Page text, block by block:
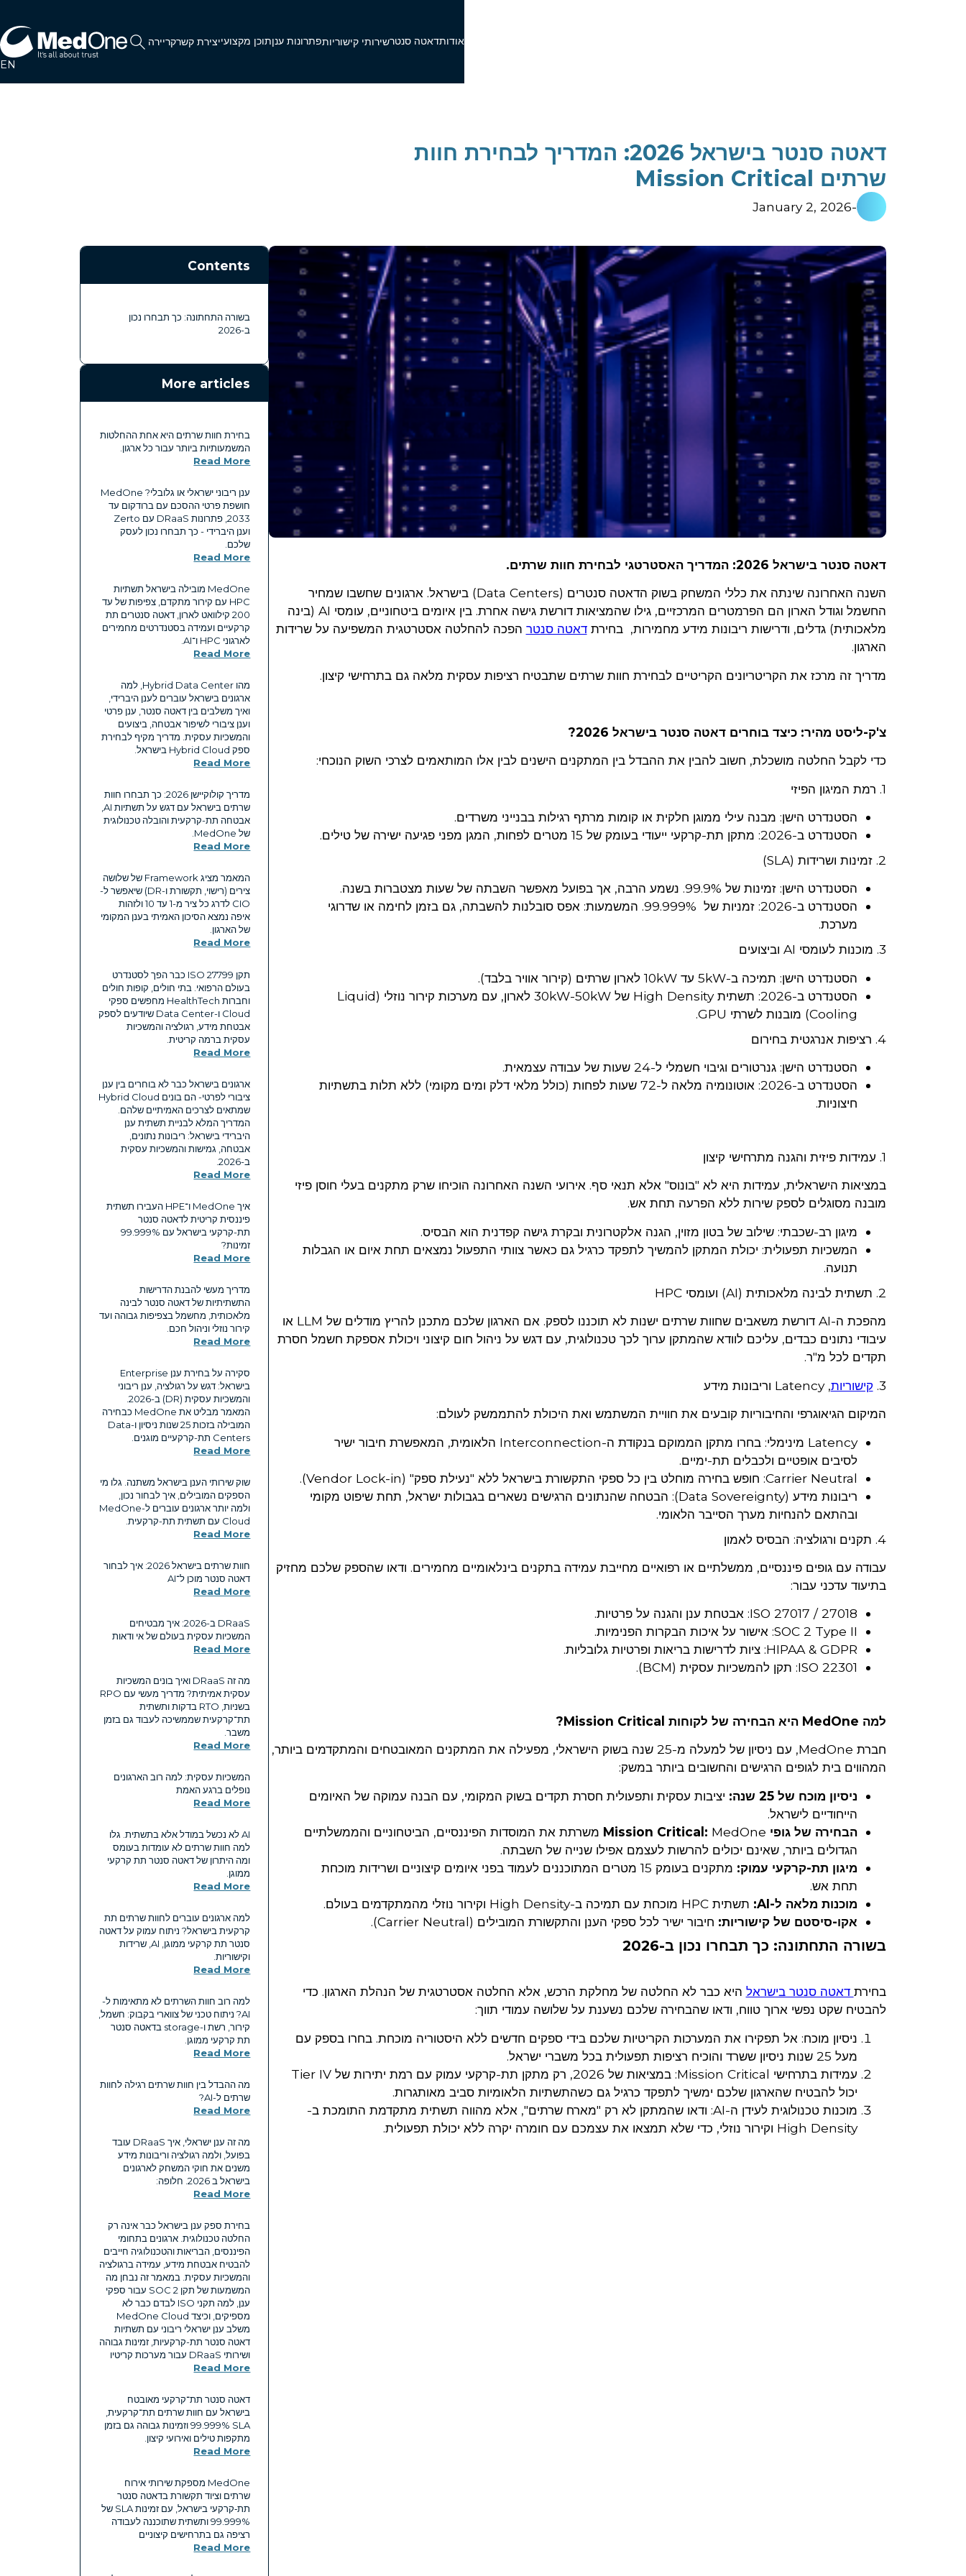
אודותדאטה סנטרשירותי קישוריותפתרונות ענןתוכן מקצועייצירת קשרקריירה
EN
דאטה סנטר בישראל 2026: המדריך לבחירת חוות
שרתים Mission Critical
-
January 2, 2026
דאטה סנטר בישראל 2026: המדריך האסטרטגי לבחירת חוות שרתים.
השנה האחרונה שינתה את כללי המשחק בשוק הדאטה סנטרים (Data Centers) בישראל. ארגונים שחשבו שמחיר
החשמל וגודל הארון הם הפרמטרים המרכזיים, גילו שהמציאות דורשת גישה אחרת. בין איומים ביטחוניים, עומסי AI (בינה
מלאכותית) גדלים, ודרישות ריבונות מידע מחמירות, בחירתדאטה סנטר הפכה להחלטה אסטרטגית המשפיעה על שרידות
הארגון.
מדריך זה מרכז את הקריטריונים הקריטיים לבחירת חוות שרתים שתבטיח רציפות עסקית מלאה גם בתרחישי קיצון.
צ'ק-ליסט מהיר: כיצד בוחרים דאטה סנטר בישראל 2026?
כדי לקבל החלטה מושכלת, חשוב להבין את ההבדל בין המתקנים הישנים לבין אלו המותאמים לצרכי השוק הנוכחי:
1. רמת המיגון הפיזי
הסטנדרט הישן: מבנה עילי ממוגן חלקית או קומות מרתף רגילות בבנייני משרדים.
הסטנדרט ב-2026: מתקן תת-קרקעי ייעודי בעומק של 15 מטרים לפחות, המגן מפני פגיעה ישירה של טילים.
2. זמינות ושרידות (SLA)
הסטנדרט הישן: זמינות של 99.9%. נשמע הרבה, אך בפועל מאפשר השבתה של שעות מצטברות בשנה.
הסטנדרט ב-2026: זמניות של 99.999%. המשמעות: אפס סובלנות להשבתה, גם בזמן לחימה או שדרוגי
מערכת.
3. מוכנות לעומסי AI וביצועים
הסטנדרט הישן: תמיכה ב-5kW עד 10kW לארון שרתים (קירור אוויר בלבד).
הסטנדרט ב-2026: תשתית High Density של 30kW-50kW לארון, עם מערכות קירור נוזלי (Liquid
Cooling) מובנות לשרתי GPU.
4. רציפות אנרגטית בחירום
הסטנדרט הישן: גנרטורים וגיבוי חשמלי ל-24 שעות של עבודה עצמאית.
הסטנדרט ב-2026: אוטונומיה מלאה ל-72 שעות לפחות (כולל מלאי דלק ומים מקומי) ללא תלות בתשתיות
חיצוניות.
1. עמידות פיזית והגנה מתרחישי קיצון
במציאות הישראלית, עמידות היא לא "בונוס" אלא תנאי סף. אירועי השנה האחרונה הוכיחו שרק מתקנים בעלי חוסן פיזי
מובנה מסוגלים לספק שירות ללא הפרעה תחת אש.
מיגון רב-שכבתי: שילוב של בטון מזוין, הגנה אלקטרונית ובקרת גישה קפדנית הוא הבסיס.
המשכיות תפעולית: יכולת המתקן להמשיך לתפקד כרגיל גם כאשר צוותי התפעול נמצאים תחת איום או הגבלות
תנועה.
2. תשתית לבינה מלאכותית (AI) ועומסי HPC
מהפכת ה-AI דורשת משאבים שחוות שרתים ישנות לא תוכננו לספק. אם הארגון שלכם מתכנן להריץ מודלים של LLM או
עיבודי נתונים כבדים, עליכם לוודא שהמתקן ערוך לכך טכנולוגית, עם דגש על ניהול חום קיצוני ויכולת אספקת חשמל חסרת
תקדים לכל מ"ר.
3. קישוריות, Latency וריבונות מידע
המיקום הגיאוגרפי והחיבוריות קובעים את חוויית המשתמש ואת היכולת להתממשק לעולם:
Latency מינימלי: בחרו מתקן הממוקם בנקודת ה-Interconnection הלאומית, המאפשרת חיבור ישיר
לסיבים אופטיים ולכבלים תת-ימיים.
Carrier Neutral: חופש בחירה מוחלט בין כל ספקי התקשורת בישראל ללא "נעילת ספק" (Vendor Lock-in).
ריבונות מידע (Data Sovereignty): הבטחה שהנתונים הרגישים נשארים בגבולות ישראל, תחת שיפוט מקומי
ובהתאם להנחיות מערך הסייבר הלאומי.
4. תקנים ורגולציה: הבסיס לאמון
עבודה עם גופים פיננסיים, ממשלתיים או רפואיים מחייבת עמידה בתקנים בינלאומיים מחמירים. ודאו שהספק שלכם מחזיק
בתיעוד עדכני עבור:
ISO 27017 / 27018: אבטחת ענן והגנה על פרטיות.
SOC 2 Type II: אישור על איכות הבקרות הפנימיות.
HIPAA & GDPR: ציות לדרישות בריאות ופרטיות גלובליות.
ISO 22301: תקן להמשכיות עסקית (BCM).
למה MedOne היא הבחירה של לקוחות Mission Critical?
חברת MedOne, עם ניסיון של למעלה מ-25 שנה בשוק הישראלי, מפעילה את המתקנים המאובטחים והמתקדמים ביותר,
המהווים בית לגופים הרגישים והחשובים ביותר במשק:
ניסיון מוכח של 25 שנה:
יציבות עסקית ותפעולית חסרת תקדים בשוק המקומי, עם הבנה עמוקה של האיומים
הייחודיים לישראל.
הבחירה של גופי Mission Critical:
MedOne משרתת את המוסדות הפיננסיים, הביטחוניים והממשלתיים
הגדולים ביותר, שאינם יכולים להרשות לעצמם אפילו שנייה של השבתה.
מיגון תת-קרקעי עמוק:
מתקנים בעומק 15 מטרים המתוכננים לעמוד בפני איומים קיצוניים ושרידות מוכחת
תחת אש.
מוכנות מלאה ל-AI:
תשתית HPC מוכחת עם תמיכה ב-High Density וקירור נוזלי מהמתקדמים בעולם.
אקו-סיסטם של קישוריות: חיבור ישיר לכל ספקי הענן והתקשורת המובילים (Carrier Neutral).
בשורה התחתונה: כך תבחרו נכון ב-2026
בחירת דאטה סנטר בישראל היא כבר לא החלטה של מחלקת הרכש, אלא החלטה אסטרטגית של הנהלת הארגון. כדי
להבטיח שקט נפשי ארוך טווח, ודאו שהבחירה שלכם נשענת על שלושה עמודי תווך:
ניסיון מוכח: אל תפקירו את המערכות הקריטיות שלכם בידי ספקים חדשים ללא היסטוריה מוכחת. בחרו בספק עם
מעל 25 שנות ניסיון ששרד והוכיח רציפות תפעולית בכל משברי ישראל.
עמידות בתרחישי Mission Critical: במציאות של 2026, רק מתקן תת-קרקעי עמוק עם רמת יתירות של Tier IV
יכול להבטיח שהארגון שלכם ימשיך לתפקד כרגיל גם כשהתשתיות הלאומיות סביב מאותגרות.
מוכנות טכנולוגית לעידן ה-AI: ודאו שהמתקן לא רק "מארח שרתים", אלא מהווה תשתית מתקדמת התומכת ב-
High Density וקירור נוזלי, כדי שלא תמצאו את עצמכם עם חומרה יקרה ללא יכולת תפעולית.
Contents
בשורה התחתונה: כך תבחרו נכון
ב-2026
More articles
בחירת חוות שרתים היא אחת ההחלטות
המשמעותיות ביותר עבור כל ארגון.
Read More
ענן ריבוני ישראלי או גלובלי? MedOne
חושפת פרטי ההסכם עם ברודקום עד
2033, פתרונות DRaaS עם Zerto
וענן היברידי - כך תבחרו נכון לעסק
שלכם.
Read More
MedOne מובילה בישראל תשתיות
HPC עם קירור מתקדם, צפיפות של עד
200 קילוואט לארון, דאטה סנטרים תת
קרקעיים ועמידה בסטנדרטים מחמירים
לארגוני HPC ו־AI.
Read More
מהו Hybrid Data Center, למה
ארגונים בישראל עוברים לענן היברידי,
ואיך משלבים בין דאטה סנטר, ענן פרטי
וענן ציבורי לשיפור אבטחה, ביצועים
והמשכיות עסקית. מדריך מקיף לבחירת
ספק Hybrid Cloud בישראל.
Read More
מדריך קולוקיישן 2026: כך תבחרו חוות
שרתים בישראל עם דגש על תשתיות AI,
אבטחה תת-קרקעית והובלה טכנולוגית
של MedOne.
Read More
המאמר מציג Framework של שלושה
צירים (רישוי, תקשורת ו-DR) שיאפשר ל-
CIO לדרג כל ציר מ-1 עד 10 ולזהות
איפה נמצא הסיכון האמיתי בענן המקומי
של הארגון.
Read More
תקן ISO 27799 כבר הפך לסטנדרט
בעולם הרפואי. בתי חולים, קופות חולים
וחברות HealthTech מחפשים ספקי
Cloud ו-Data Center שיודעים לספק
אבטחת מידע, רגולציה והמשכיות
עסקית ברמה קריטית.
Read More
ארגונים בישראל כבר לא בוחרים בין ענן
ציבורי לפרטי- הם בונים Hybrid Cloud
שמתאים לצרכים האמיתיים שלהם.
המדריך המלא לבניית תשתית ענן
היברידי בישראל: ריבונות נתונים,
אבטחה, גמישות והמשכיות עסקית
ב-2026.
Read More
איך MedOne ו־HPE העבירו תשתית
פיננסית קריטית לדאטה סנטר
תת-קרקעי בישראל עם ‎99.999%‎
זמינות?
Read More
מדריך מעשי להבנת הדרישות
התשתיתיות של דאטה סנטר לבינה
מלאכותית, מחשמל בצפיפות גבוהה ועד
קירור נוזלי וניהול חכם.
Read More
סקירה על בחירת ענן Enterprise
בישראל: דגש על רגולציה, ענן ריבוני
והמשכיות עסקית (DR) ב-2026.
המאמר מבליט את MedOne כבחירה
המובילה בזכות 25 שנות ניסיון ו-Data
Centers תת-קרקעיים מוגנים.
Read More
שוק שירותי הענן בישראל משתנה. גלו מי
הספקים המובילים, איך לבחור נכון,
ולמה יותר ארגונים עוברים ל-MedOne
Cloud עם תשתית תת-קרקעית.
Read More
חוות שרתים בישראל 2026: איך לבחור
דאטה סנטר מוכן ל־AI
Read More
DRaaS ב-2026: איך מבטיחים
המשכיות עסקית בעולם של אי ודאות
Read More
מה זה DRaaS ואיך בונים המשכיות
עסקית אמיתית? מדריך מעשי עם RPO
בשניות, RTO בדקות ותשתית
תת־קרקעית שממשיכה לעבוד גם בזמן
משבר.
Read More
המשכיות עסקית: למה רוב הארגונים
נופלים ברגע האמת
Read More
AI לא נכשל במודל אלא בתשתית. גלו
למה חוות שרתים לא עומדות בעומס
ומה היתרון של דאטה סנטר תת קרקעי
ממוגן.
Read More
למה ארגונים עוברים לחוות שרתים תת
קרקעית בישראל? ניתוח עמוק על דאטה
סנטר תת קרקעי ממוגן, AI, שרידות
וקישוריות.
Read More
למה רוב חוות השרתים לא מתאימות ל-
AI? ניתוח טכני של צווארי בקבוק: חשמל,
קירור, רשת ו-storage בדאטה סנטר
תת קרקעי ממוגן.
Read More
מה ההבדל בין חוות שרתים רגילה לחוות
שרתים ל-AI?
Read More
מה זה ענן ישראלי, איך DRaaS עובד
בפועל, ולמה רגולציה וריבונות מידע
משנים את חוקי המשחק לארגונים
בישראל ב 2026. חלופה:
Read More
בחירת ספק ענן בישראל כבר אינה רק
החלטה טכנולוגית. ארגונים בתחומי
הפיננסים, הבריאות והטכנולוגיה חייבים
להבטיח אבטחת מידע, עמידה ברגולציה
והמשכיות עסקית. במאמר זה נבחן מה
המשמעות של תקן SOC 2 עבור ספקי
ענן, למה תקני ISO לבדם כבר לא
מספיקים, וכיצד MedOne Cloud
משלב ענן ישראלי ריבוני עם תשתיות
דאטה סנטר תת-קרקעיות, זמינות גבוהה
ושירותי DRaaS עבור מערכות קריטיו
Read More
דאטה סנטר תת־קרקעי מאובטח
בישראל עם חוות שרתים תת־קרקעית,
SLA ‏99.999% וזמינות גבוהה גם בזמן
מתקפות טילים ואירועי קיצון.
Read More
MedOne מספקת שירותי אירוח
שרתים וציוד תקשורת בדאטה סנטר
תת‑קרקעי בישראל, עם זמינות SLA של
99.999% ותשתית שתוכננה לעבודה
רציפה גם בתרחישים קיצוניים
Read More